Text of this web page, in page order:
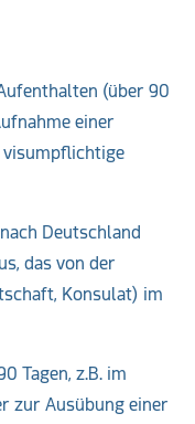
(über 90
einer
Deutschland
das von der
Konsulat) im
Tagen, z.B. im
zur Ausübung einer